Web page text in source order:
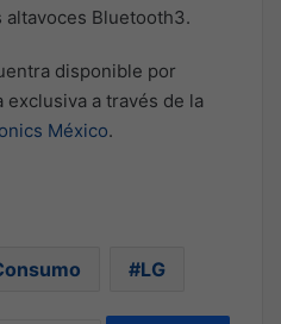
altavoces Bluetooth3.
disponible por
a través de la
México.
LG